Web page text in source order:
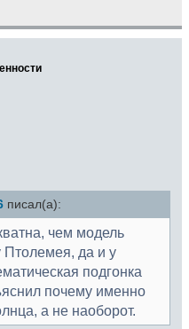
писал(а):
чем модель
Птолемея, да и у
подгонка
почему именно
а не наоборот.